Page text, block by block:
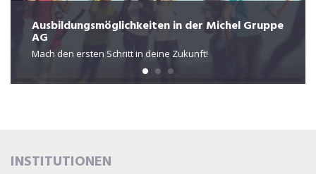
Ausbildungsmöglichkeiten in der Michel Gruppe
AG
Mach den ersten Schritt in deine Zukunft!
INSTITUTIONEN